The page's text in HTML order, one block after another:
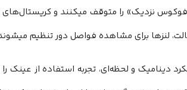
نزدیک» را متوقف میکنند و کریستال‌های
لنزها برای مشاهده فواصل دور تنظیم
دینامیک و لحظه‌ای، تجربه استفاده از عینک